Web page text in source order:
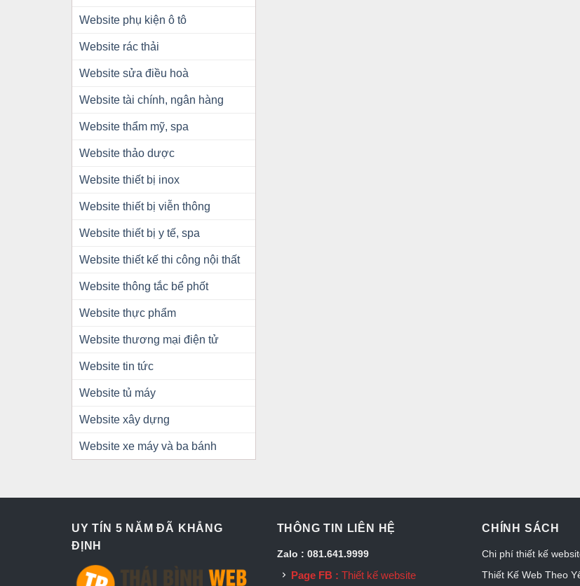
Website phụ kiện ô tô
Website rác thải
Website sửa điều hoà
Website tài chính, ngân hàng
Website thẩm mỹ, spa
Website thảo dược
Website thiết bị inox
Website thiết bị viễn thông
Website thiết bị y tế, spa
Website thiết kế thi công nội thất
Website thông tắc bể phốt
Website thực phẩm
Website thương mại điện tử
Website tin tức
Website tủ máy
Website xây dựng
Website xe máy và ba bánh
UY TÍN 5 NĂM ĐÃ KHẲNG
ĐỊNH
THÔNG TIN LIÊN HỆ
Zalo : 081.641.9999
Page FB : Thiết kế website
CHÍNH SÁCH
Chi phí thiết kế
Thiết Kế Web Theo